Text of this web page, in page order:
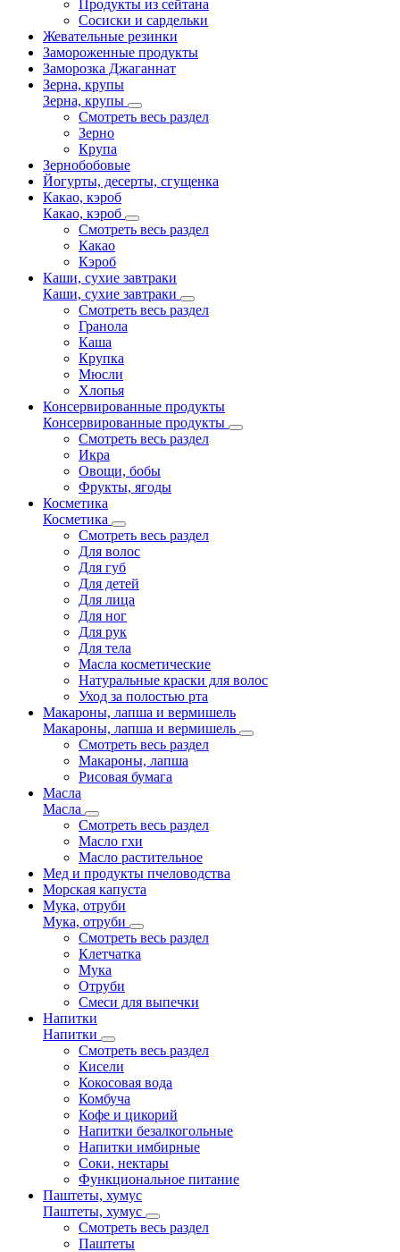
Продукты из сейтана
Сосиски и сардельки
Жевательные резинки
Замороженные продукты
Заморозка Джаганнат
Зерна, крупы
Зерна, крупы
Смотреть весь раздел
Зерно
Крупа
Зернобобовые
Йогурты, десерты, сгущенка
Какао, кэроб
Какао, кэроб
Смотреть весь раздел
Какао
Кэроб
Каши, сухие завтраки
Каши, сухие завтраки
Смотреть весь раздел
Гранола
Каша
Крупка
Мюсли
Хлопья
Консервированные продукты
Консервированные продукты
Смотреть весь раздел
Икра
Овощи, бобы
Фрукты, ягоды
Косметика
Косметика
Смотреть весь раздел
Для волос
Для губ
Для детей
Для лица
Для ног
Для рук
Для тела
Масла косметические
Натуральные краски для волос
Уход за полостью рта
Макароны, лапша и вермишель
Макароны, лапша и вермишель
Смотреть весь раздел
Макароны, лапша
Рисовая бумага
Масла
Масла
Смотреть весь раздел
Масло гхи
Масло растительное
Мед и продукты пчеловодства
Морская капуста
Мука, отруби
Мука, отруби
Смотреть весь раздел
Клетчатка
Мука
Отруби
Смеси для выпечки
Напитки
Напитки
Смотреть весь раздел
Кисели
Кокосовая вода
Комбуча
Кофе и цикорий
Напитки безалкогольные
Напитки имбирные
Соки, нектары
Функциональное питание
Паштеты, хумус
Паштеты, хумус
Смотреть весь раздел
Паштеты